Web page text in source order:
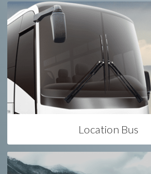
Location Bus